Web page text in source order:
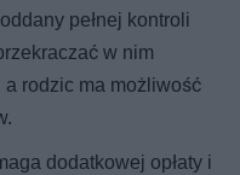
pełnej kontroli
w nim
rodzic ma możliwość
dodatkowej opłaty i